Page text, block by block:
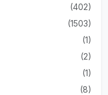
(402)
(1503)
(1)
(2)
(1)
(8)